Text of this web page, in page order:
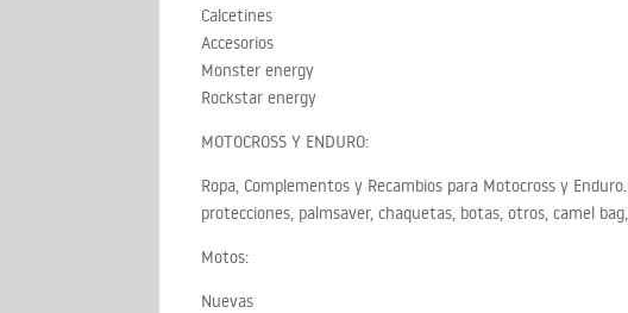
Calcetines
Accesorios
Monster energy
Rockstar energy
MOTOCROSS Y ENDURO:
Ropa, Complementos y Recambios para Motocross y
protecciones, palmsaver, chaquetas, botas, otros, camel
Motos:
Nuevas